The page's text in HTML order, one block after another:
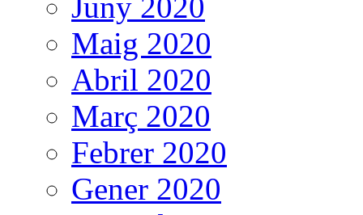
Maig 2020
Abril 2020
Març 2020
Febrer 2020
Gener 2020